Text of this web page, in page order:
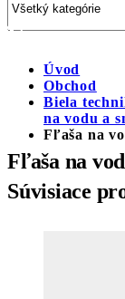
Úvod
Obchod
Biela
na vodu a
Fľaša na
Fľaša na
Súvisiace